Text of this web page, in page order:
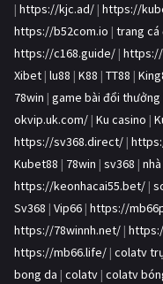
| https://kjc.ad/ | https://
https://b52com.io | trang cá
https://c168.guide/ |
Xibet | lu88 | K88 | TT88 |
78win | game bài đổi thưởng
okvip.uk.com/ | Ku casino |
https://sv368.direct/ |
Kubet88 | 78win | sv368 |
https://keonhacai55.bet/ |
Sv368 | Vip66 | https://
https://78winnh.net/ |
https://mb66.life/ | colatv
bong da | colatv | colatv